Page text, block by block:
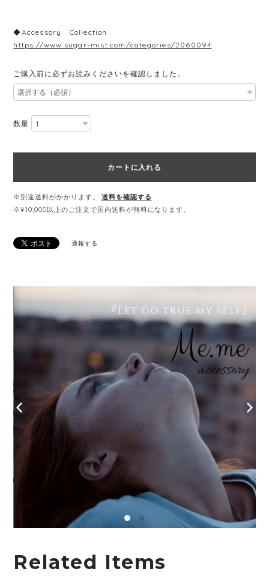
◆Accessory Collection
https://www.sugar-mist.com/categories/2060094
ご購入前に必ずお読みくださいを確認しました。
数量
カートに入れる
※別途送料がかかります。
送料を確認する
※¥10,000以上のご注文で国内送料が無料になります。
通報する
Related Items